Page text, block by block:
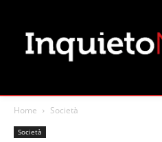
Home Società
Società